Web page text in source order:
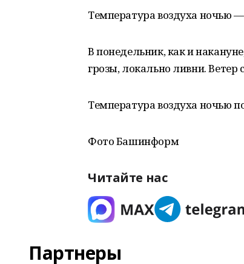
Температура воздуха ночью
В понедельник, как и
грозы, локально ливни.
Температура воздуха ночью
Фото Башинформ
Читайте нас
Партнеры